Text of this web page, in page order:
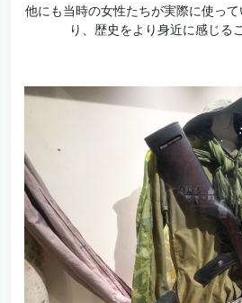
他にも当時の女性たちが実際に使っ
り、歴史をより身近に感じる